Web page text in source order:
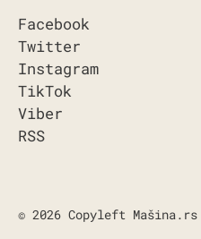
Facebook
Twitter
Instagram
TikTok
Viber
RSS
© 2026 Copyleft Mašina.rs